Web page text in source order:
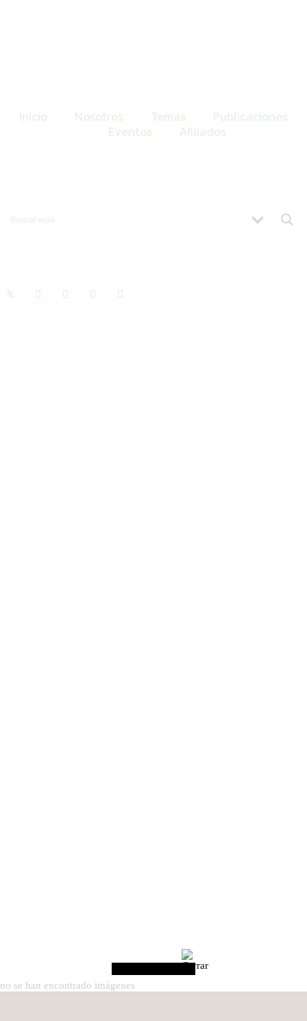
Inicio Nosotros Temas
Publicaciones
Eventos
Afiliados
no se han encontrado imágenes